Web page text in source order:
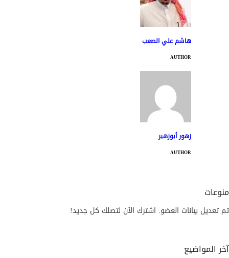
هاشم علي الصعب
AUTHOR
زهور أبوزهير
AUTHOR
منوعات
تم تعديل بيانات العضو. اشترك الآن لتصلك كل جديد!
آخر المواضيع